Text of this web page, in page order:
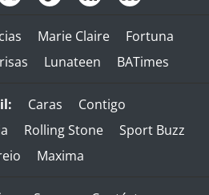
Marie Claire
Fortuna
Lunateen BATimes
Caras
Contigo
Rolling Stone
Sport Buzz
Maxima